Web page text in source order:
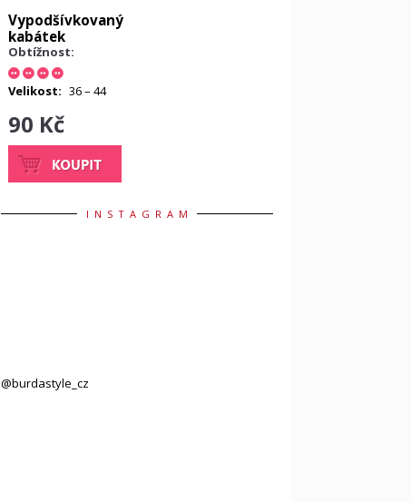
Vypodšívkovaný
kabátek
Obtížnost:
Velikost: 36 – 44
90 Kč
INSTAGRAM
@burdastyle_cz